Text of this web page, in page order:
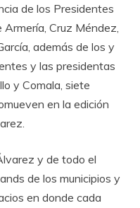
de los Presidentes
Cruz Méndez,
además de los y
y las presidentas
y Comala, siete
en la edición
y de todo el
de los municipios y
en donde cada